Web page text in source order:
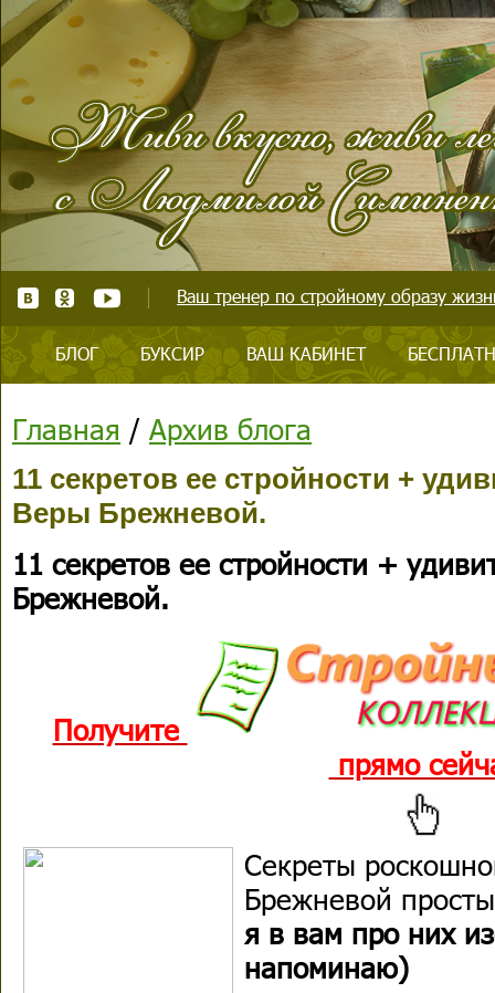
Ваш тренер по стройному образу
БЛОГ БУКСИР ВАШ КАБИНЕТ
Главная / Архив блога
11 секретов ее стройности +
Веры Брежневой.
11 секретов ее стройности +
Брежневой.
Получите
прямо
Секреты
Брежневой
я в вам про них
напоминаю)